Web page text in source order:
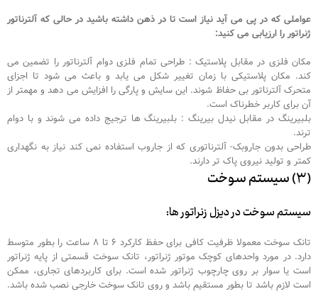
عواملی که در پی می آید نیاز است تا در ذهن داشته باشید در حالی که آلترناتور
ژنراتور را ارزیابی می کنید:
مکان فلزی در مقابل پلاستیک : طراحی تمام فلزی دوام آلترناتور را تضمین می
کند. مکان پلاستیکی با زمان تغییر شکل می یابد و باعث می شود تا اجزای
متحرک آلترناتور بی حفاظ شوند. این سایش و پارگی را افزایش می دهد و مهمتر از
آن برای کاربر خطرناک است.
بلبیرینگ در مقابل نیدل بیرینگ : بلبیرینگ ها ترجیج داده می شوند و با دوام
ترند.
طراحی بدون جاروبک- آلترناتوری که از جاروب استفاده نمی کند نیاز به نگهداری
کمتر و تولید نیروی پاک تر دارند.
(۳) سیستم سوخت
سیستم سوخت در دیزل زنراتور ها:
تانک سوخت معمولا ظرفیت کافی برای حفظ کارکرد ۶ تا ۸ ساعت را بطور متوسط
دارد. در مورد واحدهای کوچک موتور ژنراتور، تانک سوخت قسمتی از پایه ژنراتور
است یا سوار بر روی چارچوب ژنراتور شده است. برای کاربردهای تجاری، ممکن
است لازم باشد تا بطور مستقیم باشد و روی تانک سوخت خارجی نصب شده باشد.